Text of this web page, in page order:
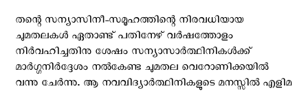
തന്റെ സന്യാസിനീ-സമൂഹത്തിന്റെ നിരവധിയായ
ചുമതലകള്‍ ഏതാണ്ട് പതിനേഴ്‌ വര്‍ഷത്തോളം
നിര്‍വഹിച്ചതിനു ശേഷം സന്യാസാര്‍ത്ഥിനികള്‍ക്ക്
മാര്‍ഗ്ഗനിര്‍ദ്ദേശം നല്‍കേണ്ട ചുമതല വെറോണിക്കയില്‍
വന്നു ചേര്‍ന്നു. ആ നവവിദ്യാര്‍ത്ഥിനികളുടെ മനസ്സില്‍ എളിമ